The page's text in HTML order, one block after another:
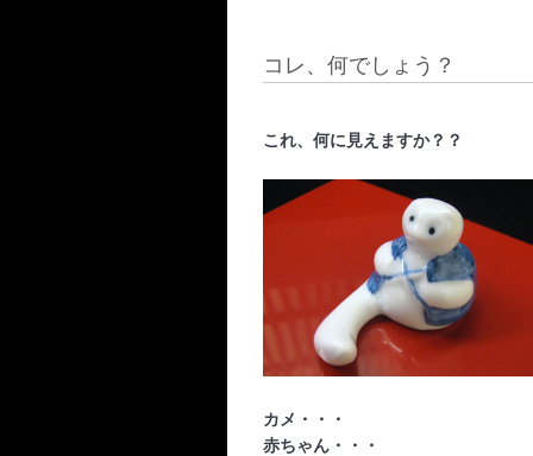
コレ、何でしょう？
これ、何に見えますか？？
カメ・・・
赤ちゃん・・・